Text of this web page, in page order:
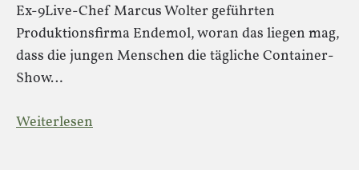
Ex-9Live-Chef Marcus Wolter geführten
Produktionsfirma Endemol, woran das liegen mag,
dass die jungen Menschen die tägliche Container-
Show…
Weiterlesen